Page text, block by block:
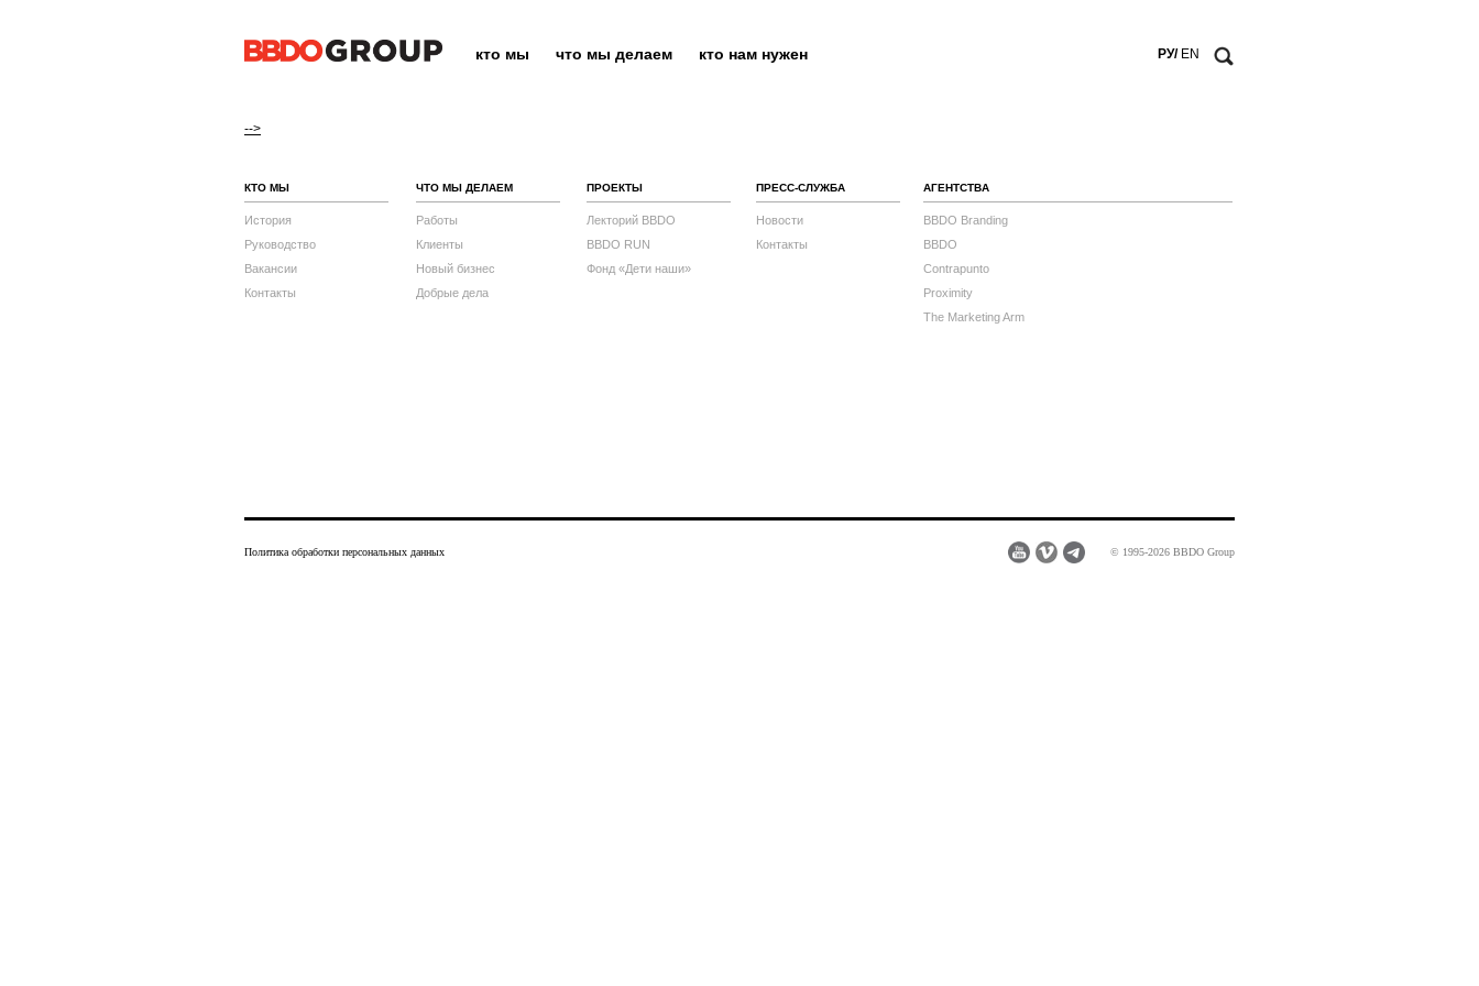
кто мы что мы делаем кто нам нужен РУ/ EN
-->
КТО МЫ
История
Руководство
Вакансии
Контакты
ЧТО МЫ ДЕЛАЕМ
Работы
Клиенты
Новый бизнес
Добрые дела
ПРОЕКТЫ
Лекторий BBDO
BBDO RUN
Фонд «Дети наши»
ПРЕСС-СЛУЖБА
Новости
Контакты
АГЕНТСТВА
BBDO Branding
BBDO
Contrapunto
Proximity
The Marketing Arm
© 1995-2026 BBDO Group
Политика обработки персональных данных